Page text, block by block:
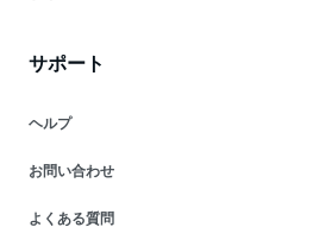
サポート
ヘルプ
お問い合わせ
よくある質問